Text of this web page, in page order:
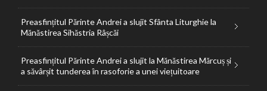
Preasfințitul Părinte Andrei a slujit Sfânta Liturghie la
Mănăstirea Sihăstria Râșcăi
Preasfințitul Părinte Andrei a slujit la Mănăstirea Mărcuș și
a săvârșit tunderea în rasoforie a unei viețuitoare